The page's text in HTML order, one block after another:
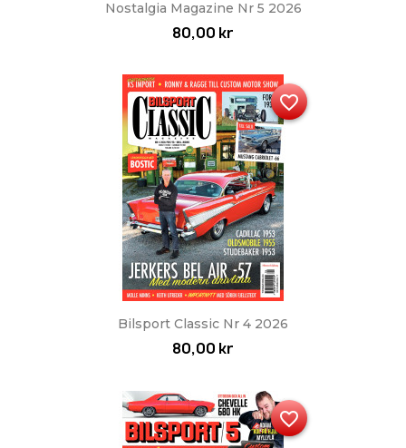
Nostalgia Magazine Nr 5 2026
80,00 kr
Bilsport Classic Nr 4 2026
80,00 kr
favorite_border
favorite_border